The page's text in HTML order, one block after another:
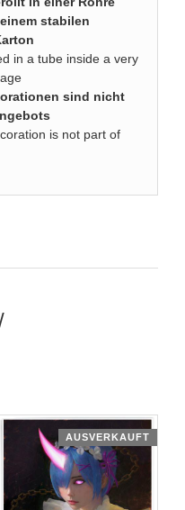
stabilen
in a tube inside a very
sind nicht
is not part of
AUSVERKAUFT